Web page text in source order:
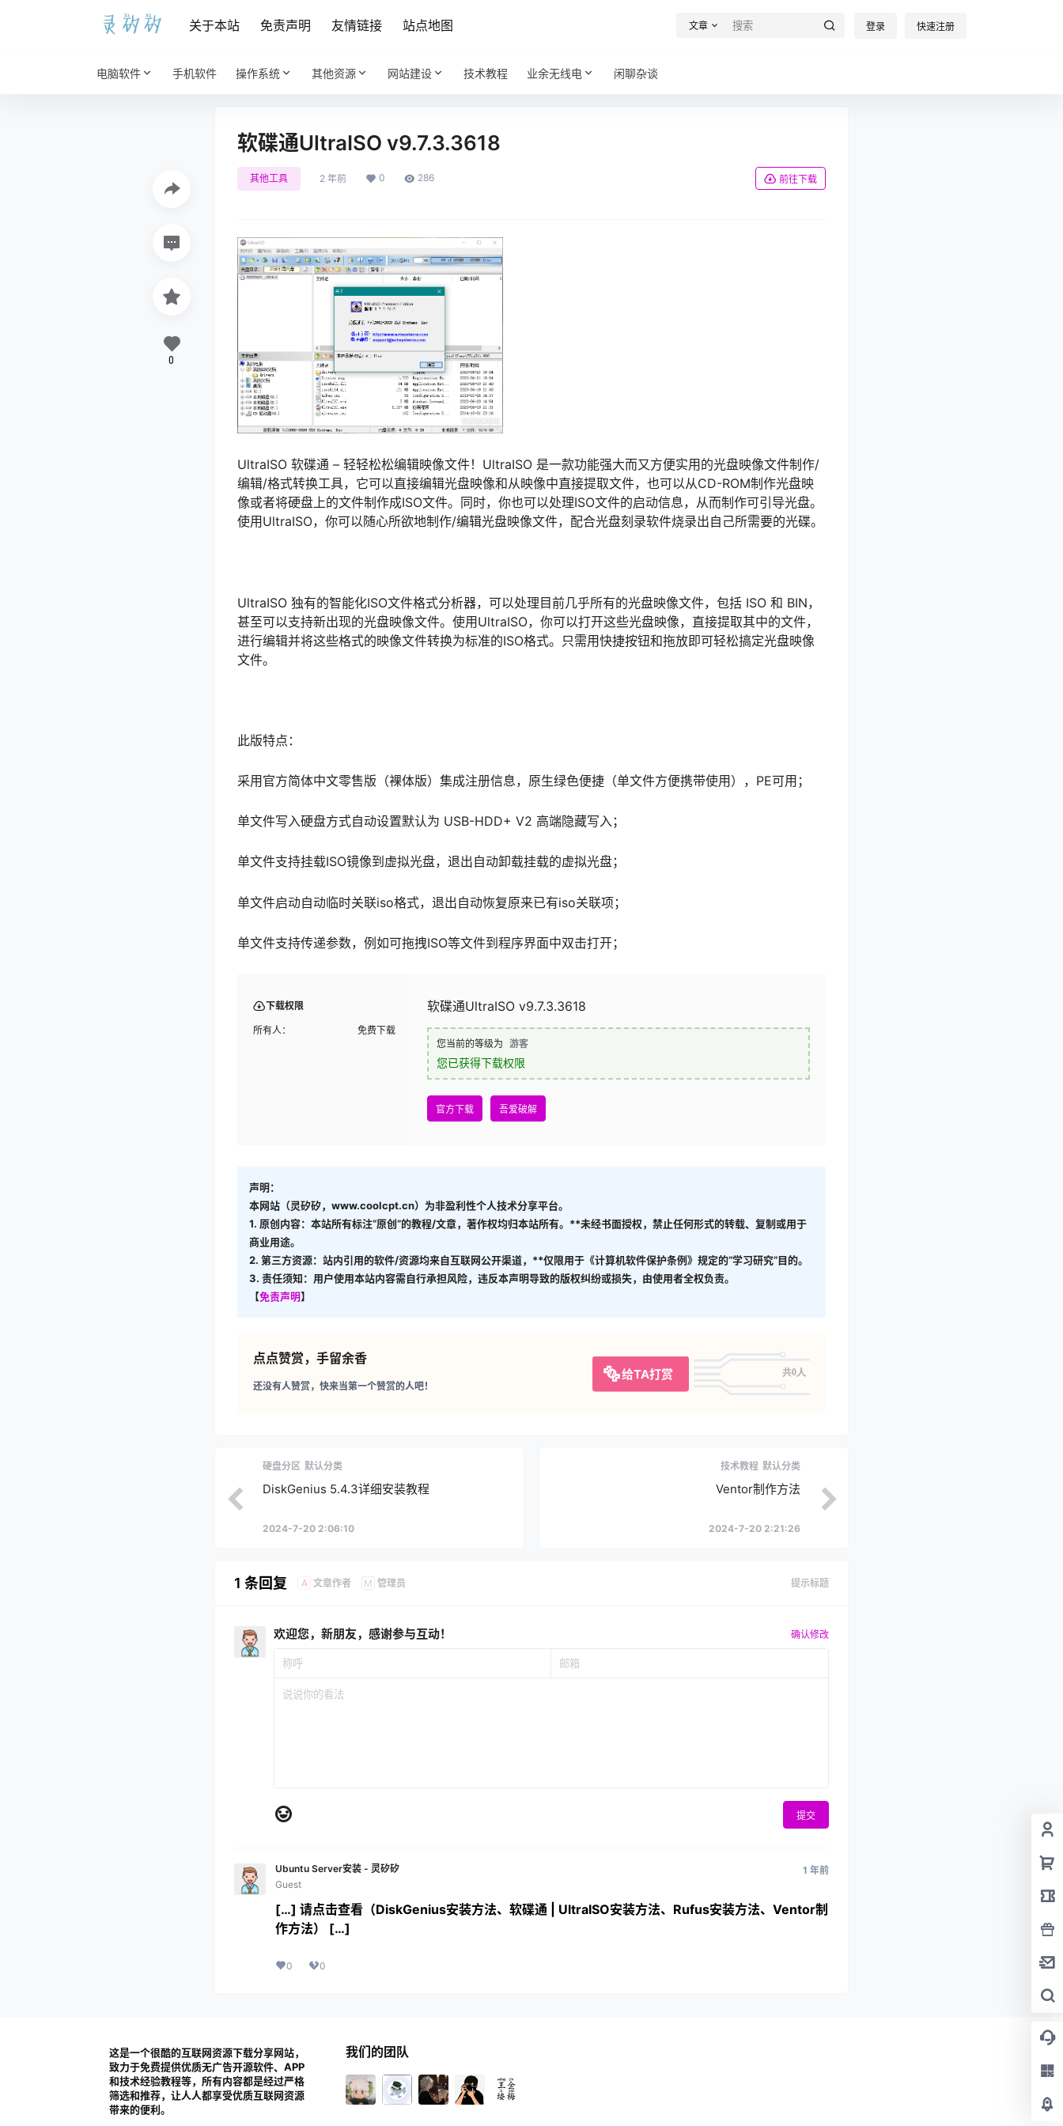
关于本站 免责声明 友情链接 站点地图 文章 登录 快速注册
电脑软件 手机软件 操作系统 其他资源 网站建设 技术教程 业余无线电 闲聊杂谈
软碟通UltraISO v9.7.3.3618
其他工具 2 年前 0 286 前往下载
UltraISO 软碟通 – 轻轻松松编辑映像文件！UltraISO 是一款功能强大而又方便实用的光盘映像文件制作/
编辑/格式转换工具，它可以直接编辑光盘映像和从映像中直接提取文件，也可以从CD-ROM制作光盘映
像或者将硬盘上的文件制作成ISO文件。同时，你也可以处理ISO文件的启动信息，从而制作可引导光盘。
使用UltraISO，你可以随心所欲地制作/编辑光盘映像文件，配合光盘刻录软件烧录出自己所需要的光碟。
UltraISO 独有的智能化ISO文件格式分析器，可以处理目前几乎所有的光盘映像文件，包括 ISO 和 BIN，
甚至可以支持新出现的光盘映像文件。使用UltraISO，你可以打开这些光盘映像，直接提取其中的文件，
进行编辑并将这些格式的映像文件转换为标准的ISO格式。只需用快捷按钮和拖放即可轻松搞定光盘映像
文件。
此版特点：
采用官方简体中文零售版（裸体版）集成注册信息，原生绿色便捷（单文件方便携带使用），PE可用；
单文件写入硬盘方式自动设置默认为 USB-HDD+ V2 高端隐藏写入；
单文件支持挂载ISO镜像到虚拟光盘，退出自动卸载挂载的虚拟光盘；
单文件启动自动临时关联iso格式，退出自动恢复原来已有iso关联项；
单文件支持传递参数，例如可拖拽ISO等文件到程序界面中双击打开；
下载权限
所有人： 免费下载
软碟通UltraISO v9.7.3.3618
您当前的等级为 游客
您已获得下载权限
官方下载 吾爱破解
声明：
本网站（灵矽矽，www.coolcpt.cn）为非盈利性个人技术分享平台。
1. 原创内容：本站所有标注“原创”的教程/文章，著作权均归本站所有。**未经书面授权，禁止任何形式的转载、复制或用于
商业用途。
2. 第三方资源：站内引用的软件/资源均来自互联网公开渠道，**仅限用于《计算机软件保护条例》规定的“学习研究”目的。
3. 责任须知：用户使用本站内容需自行承担风险，违反本声明导致的版权纠纷或损失，由使用者全权负责。
【免责声明】
点点赞赏，手留余香
给TA打赏 共0人
还没有人赞赏，快来当第一个赞赏的人吧！
0
硬盘分区 默认分类
DiskGenius 5.4.3详细安装教程
2024-7-20 2:06:10
技术教程 默认分类
Ventor制作方法
2024-7-20 2:21:26
1 条回复 A 文章作者 M 管理员 提示标题
欢迎您，新朋友，感谢参与互动！ 确认修改
提交
Ubuntu Server安装 - 灵矽矽
Guest
1 年前
[…] 请点击查看（DiskGenius安装方法、软碟通 | UltraISO安装方法、Rufus安装方法、Ventor制
作方法） […]
0 0
这是一个很酷的互联网资源下载分享网站，
致力于免费提供优质无广告开源软件、APP
和技术经验教程等，所有内容都是经过严格
筛选和推荐，让人人都享受优质互联网资源
带来的便利。
我们的团队